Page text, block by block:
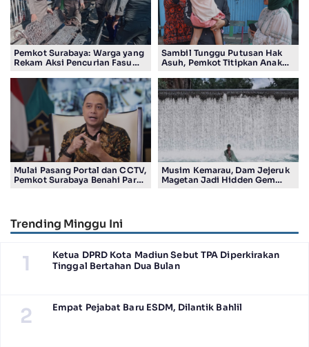
Pemkot Surabaya: Warga yang
Rekam Aksi Pencurian Fasum
Ribu
Sambil Tunggu Putusan Hak
Asuh, Pemkot Titipkan Anak
Aman Kota Surabaya
Mulai Pasang Portal dan CCTV,
Pemkot Surabaya Benahi Parkir
Musim Kemarau, Dam Jejeruk
Magetan Jadi Hidden Gem
Trending Minggu Ini
1
Ketua DPRD Kota Madiun Sebut TPA Diperkirakan
Tinggal Bertahan Dua Bulan
2 Empat Pejabat Baru ESDM, Dilantik Bahlil